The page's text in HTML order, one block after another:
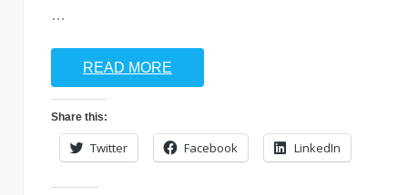
…
READ MORE
Share this:
Twitter Facebook LinkedIn